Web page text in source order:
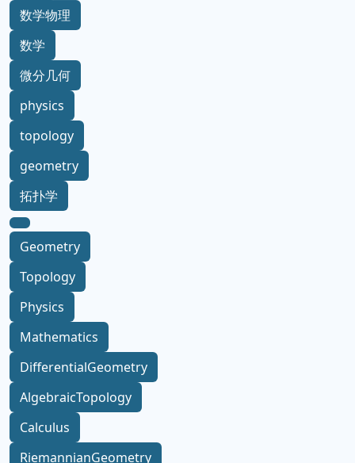
数学物理
数学
微分几何
physics
topology
geometry
拓扑学
Geometry
Topology
Physics
Mathematics
DifferentialGeometry
AlgebraicTopology
Calculus
RiemannianGeometry